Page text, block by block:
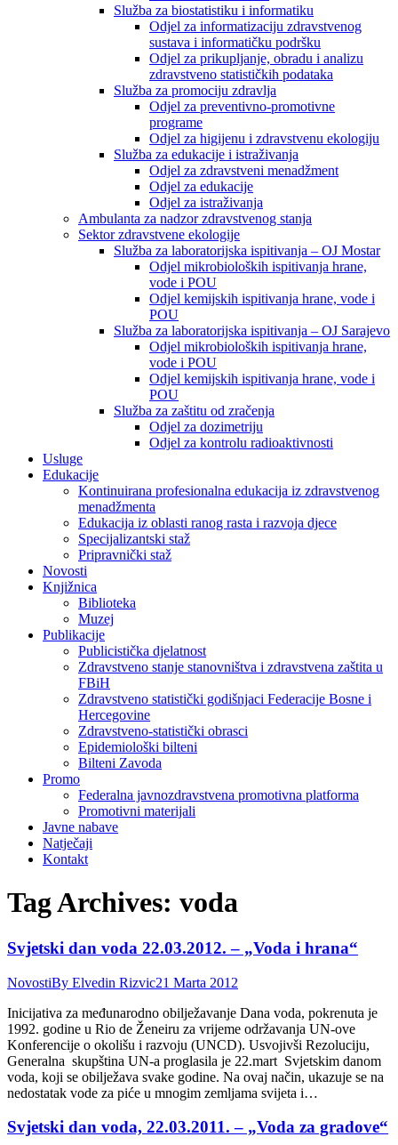
Služba za biostatistiku i informatiku
Odjel za informatizaciju zdravstvenog
sustava i informatičku podršku
Odjel za prikupljanje, obradu i analizu
zdravstveno statističkih podataka
Služba za promociju zdravlja
Odjel za preventivno-promotivne
programe
Odjel za higijenu i zdravstvenu ekologiju
Služba za edukacije i istraživanja
Odjel za zdravstveni menadžment
Odjel za edukacije
Odjel za istraživanja
Ambulanta za nadzor zdravstvenog stanja
Sektor zdravstvene ekologije
Služba za laboratorijska ispitivanja – OJ Mostar
Odjel mikrobioloških ispitivanja hrane,
vode i POU
Odjel kemijskih ispitivanja hrane, vode i
POU
Služba za laboratorijska ispitivanja – OJ Sarajevo
Odjel mikrobioloških ispitivanja hrane,
vode i POU
Odjel kemijskih ispitivanja hrane, vode i
POU
Služba za zaštitu od zračenja
Odjel za dozimetriju
Odjel za kontrolu radioaktivnosti
Usluge
Edukacije
Kontinuirana profesionalna edukacija iz zdravstvenog
menadžmenta
Edukacija iz oblasti ranog rasta i razvoja djece
Specijalizantski staž
Pripravnički staž
Novosti
Knjižnica
Biblioteka
Muzej
Publikacije
Publicistička djelatnost
Zdravstveno stanje stanovništva i zdravstvena zaštita u
FBiH
Zdravstveno statistički godišnjaci Federacije Bosne i
Hercegovine
Zdravstveno-statistički obrasci
Epidemiološki bilteni
Bilteni Zavoda
Promo
Federalna javnozdravstvena promotivna platforma
Promotivni materijali
Javne nabave
Natječaji
Kontakt
Tag Archives: voda
Svjetski dan voda 22.03.2012. – „Voda i hrana“
NovostiBy Elvedin Rizvic21 Marta 2012
Inicijativa za međunarodno obilježavanje Dana voda, pokrenuta je
1992. godine u Rio de Ženeiru za vrijeme održavanja UN-ove
Konferencije o okolišu i razvoju (UNCD). Usvojivši Rezoluciju,
Generalna skupština UN-a proglasila je 22.mart Svjetskim danom
voda, koji se obilježava svake godine. Na ovaj način, ukazuje se na
nedostatak vode za piće u mnogim zemljama svijeta i…
Svjetski dan voda, 22.03.2011. – „Voda za gradove“